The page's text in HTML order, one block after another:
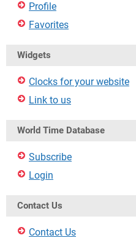
Profile
Favorites
Widgets
Clocks for your website
Link to us
World Time Database
Subscribe
Login
Contact Us
Contact Us